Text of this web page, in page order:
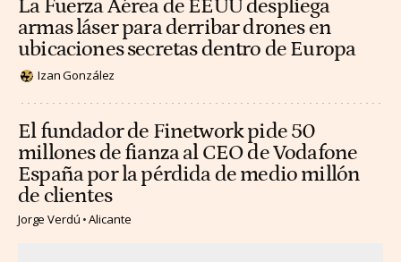
La Fuerza Aérea de EEUU despliega
armas láser para derribar drones en
ubicaciones secretas dentro de Europa
Izan González
El fundador de Finetwork pide 50
millones de fianza al CEO de Vodafone
España por la pérdida de medio millón
de clientes
Jorge Verdú Alicante